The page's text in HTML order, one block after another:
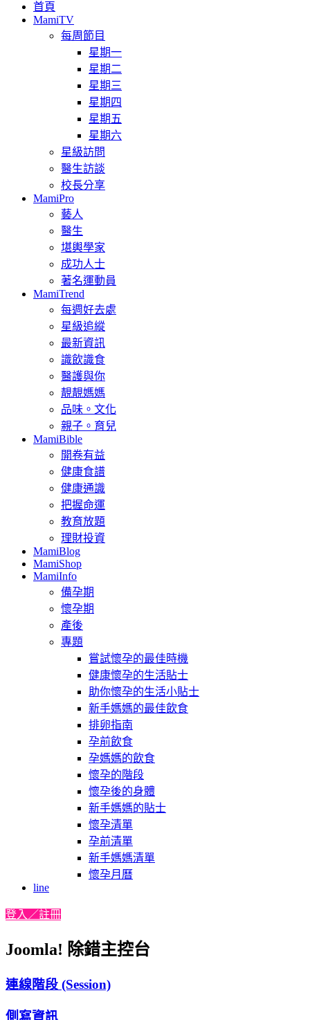
首頁
MamiTV
每周節目
星期一
星期二
星期三
星期四
星期五
星期六
星級訪問
醫生訪談
校長分享
MamiPro
藝人
醫生
堪輿學家
成功人士
著名運動員
MamiTrend
每週好去處
星級追縱
最新資訊
識飲識食
醫護與你
靚靚媽媽
品味。文化
親子。育兒
MamiBible
開卷有益
健康食譜
健康通識
把握命運
教育放題
理財投資
MamiBlog
MamiShop
MamiInfo
備孕期
懷孕期
產後
專題
嘗試懷孕的最佳時機
健康懷孕的生活貼士
助你懷孕的生活小貼士
新手媽媽的最佳飲食
排卵指南
孕前飲食
孕媽媽的飲食
懷孕的階段
懷孕後的身體
新手媽媽的貼士
懷孕清單
孕前清單
新手媽媽清單
懷孕月曆
line
登入／註冊
Joomla! 除錯主控台
連線階段 (Session)
側寫資訊